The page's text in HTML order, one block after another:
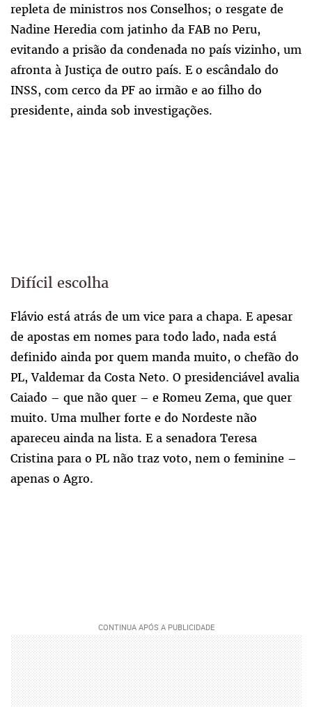
repleta de ministros nos Conselhos; o resgate de
Nadine Heredia com jatinho da FAB no Peru,
evitando a prisão da condenada no país vizinho, um
afronta à Justiça de outro país. E o escândalo do
INSS, com cerco da PF ao irmão e ao filho do
presidente, ainda sob investigações.
Difícil escolha
Flávio está atrás de um vice para a chapa. E apesar
de apostas em nomes para todo lado, nada está
definido ainda por quem manda muito, o chefão do
PL, Valdemar da Costa Neto. O presidenciável avalia
Caiado – que não quer – e Romeu Zema, que quer
muito. Uma mulher forte e do Nordeste não
apareceu ainda na lista. E a senadora Teresa
Cristina para o PL não traz voto, nem o feminine –
apenas o Agro.